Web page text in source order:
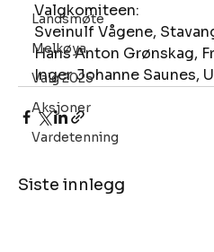
Landsmøte
Melkøya
Valg 2025
Aksjoner
Vardetenning
Valgkomiteen:
Sveinulf Vågene,
Hans Anton Grønskag,
Inger Johanne Saunes,
Siste innlegg